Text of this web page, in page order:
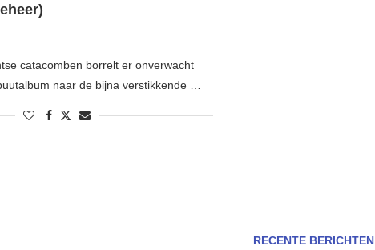
catacomben borrelt er onverwacht
naar de bijna verstikkende …
RECENTE BERICHTEN